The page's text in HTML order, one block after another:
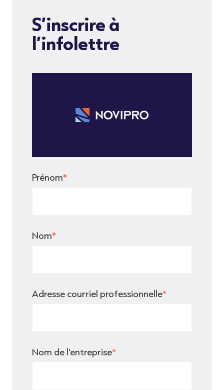
S’inscrire à
l’infolettre
Prénom*
Nom*
Adresse courriel professionnelle*
Nom de l'entreprise*